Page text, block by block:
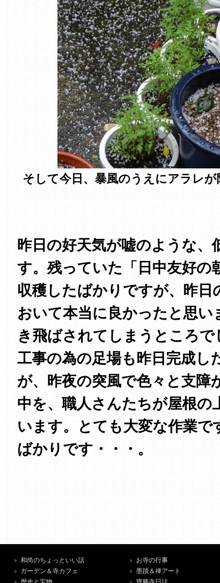
そして今日、暴風のうえにアラレが
昨日の好天気が嘘のような、
す。残っていた「日中友好の
収穫したばかりですが、昨日
おいて本当に良かったと思い
き飛ばされてしまうところで
工事の為の足場も昨日完成し
が、昨夜の突風で色々と支障
中を、職人さんたちが屋根の
います。とても大変な作業で
ばかりです・・・。
和尚のちょっといい話
ガーデン＆寺カフェ
お寺の行事
墨蹟＆禅アート